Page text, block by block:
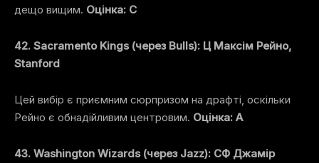
дещо вищим. Оцінка: C
42. Sacramento Kings (через Bulls): Ц Максім Рейно,
Stanford
Цей вибір є приємним сюрпризом на драфті, оскільки
Рейно є обнадійливим центровим. Оцінка: A
43. Washington Wizards (через Jazz): СФ Джамір